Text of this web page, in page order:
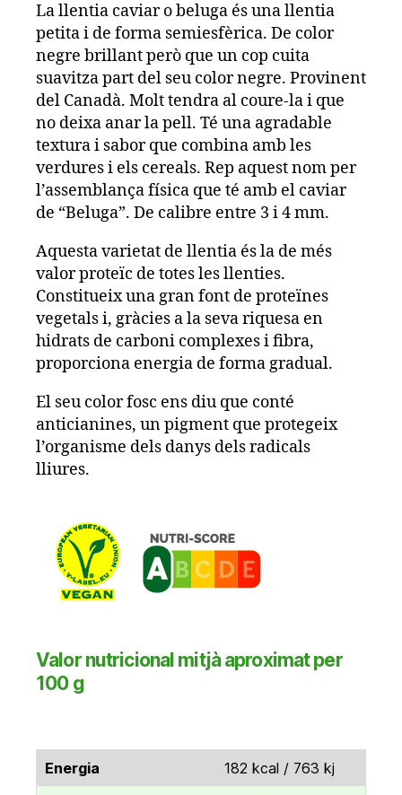
La llentia caviar o beluga és una llentia
petita i de forma semiesfèrica. De color
negre brillant però que un cop cuita
suavitza part del seu color negre. Provinent
del Canadà. Molt tendra al coure-la i que
no deixa anar la pell. Té una agradable
textura i sabor que combina amb les
verdures i els cereals. Rep aquest nom per
l’assemblança física que té amb el caviar
de “Beluga”. De calibre entre 3 i 4 mm.
Aquesta varietat de llentia és la de més
valor proteïc de totes les llenties.
Constitueix una gran font de proteïnes
vegetals i, gràcies a la seva riquesa en
hidrats de carboni complexes i fibra,
proporciona energia de forma gradual.
El seu color fosc ens diu que conté
anticianines, un pigment que protegeix
l’organisme dels danys dels radicals
lliures.
Valor nutricional mitjà aproximat per
100 g
Energia
182 kcal / 763 kj